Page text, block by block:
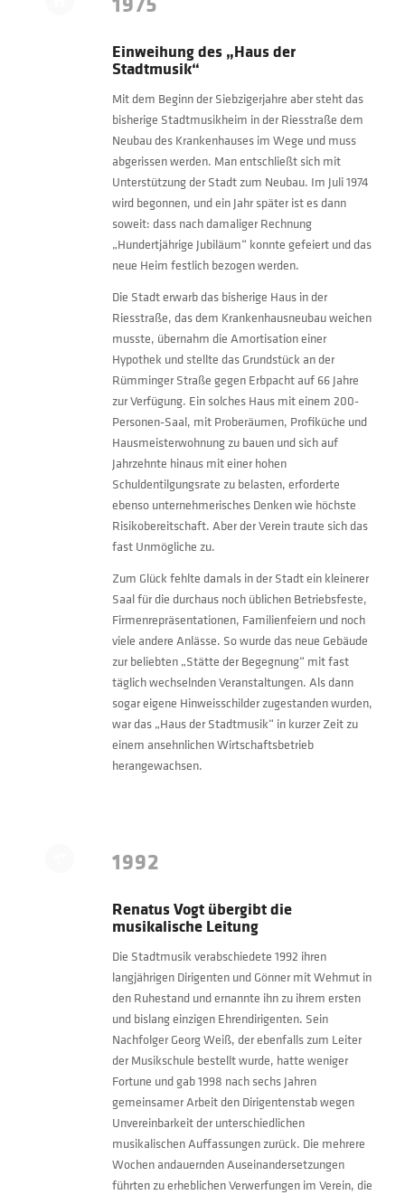
Einweihung des „Haus der
Stadtmusik“
Mit dem Beginn der Siebzigerjahre aber steht das
bisherige Stadtmusikheim in der Riesstraße dem
Neubau des Krankenhauses im Wege und muss
abgerissen werden. Man entschließt sich mit
Unterstützung der Stadt zum Neubau. Im Juli 1974
wird begonnen, und ein Jahr später ist es dann
soweit: dass nach damaliger Rechnung
„Hundertjährige Jubiläum“ konnte gefeiert und das
neue Heim festlich bezogen werden.
Die Stadt erwarb das bisherige Haus in der
Riesstraße, das dem Krankenhausneubau weichen
musste, übernahm die Amortisation einer
Hypothek und stellte das Grundstück an der
Rümminger Straße gegen Erbpacht auf 66 Jahre
zur Verfügung. Ein solches Haus mit einem 200-
Personen-Saal, mit Proberäumen, Profiküche und
Hausmeisterwohnung zu bauen und sich auf
Jahrzehnte hinaus mit einer hohen
Schuldentilgungsrate zu belasten, erforderte
ebenso unternehmerisches Denken wie höchste
Risikobereitschaft. Aber der Verein traute sich das
fast Unmögliche zu.
Zum Glück fehlte damals in der Stadt ein kleinerer
Saal für die durchaus noch üblichen Betriebsfeste,
Firmenrepräsentationen, Familienfeiern und noch
viele andere Anlässe. So wurde das neue Gebäude
zur beliebten „Stätte der Begegnung“ mit fast
täglich wechselnden Veranstaltungen. Als dann
sogar eigene Hinweisschilder zugestanden wurden,
war das „Haus der Stadtmusik“ in kurzer Zeit zu
einem ansehnlichen Wirtschaftsbetrieb
herangewachsen.
1992
Renatus Vogt übergibt die
musikalische Leitung
Die Stadtmusik verabschiedete 1992 ihren
langjährigen Dirigenten und Gönner mit Wehmut in
den Ruhestand und ernannte ihn zu ihrem ersten
und bislang einzigen Ehrendirigenten. Sein
Nachfolger Georg Weiß, der ebenfalls zum Leiter
der Musikschule bestellt wurde, hatte weniger
Fortune und gab 1998 nach sechs Jahren
gemeinsamer Arbeit den Dirigentenstab wegen
Unvereinbarkeit der unterschiedlichen
musikalischen Auffassungen zurück. Die mehrere
Wochen andauernden Auseinandersetzungen
führten zu erheblichen Verwerfungen im Verein, die